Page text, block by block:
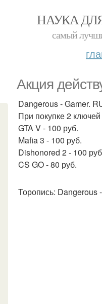
НАУКА
самый
Акция
Dangerous - Gamer.
При покупке 2
GTA V - 100 руб.
Mafia 3 - 100 руб.
Dishonored 2 - 100
CS GO - 80 руб.
Торопись: Dangerous